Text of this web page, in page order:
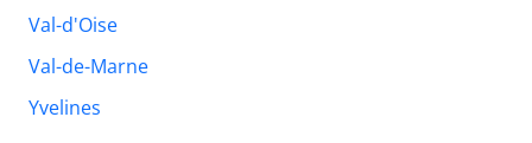
Val-d'Oise
Val-de-Marne
Yvelines